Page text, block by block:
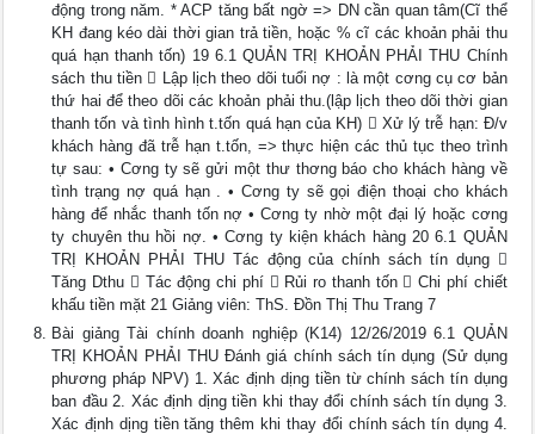
động trong năm. * ACP tăng bất ngờ => DN cần quan tâm(Cĩ thể
KH đang kéo dài thời gian trả tiền, hoặc % cĩ các khoản phải thu
quá hạn thanh tốn) 19 6.1 QUẢN TRỊ KHOẢN PHẢI THU Chính
sách thu tiền  Lập lịch theo dõi tuổi nợ : là một cơng cụ cơ bản
thứ hai để theo dõi các khoản phải thu.(lập lịch theo dõi thời gian
thanh tốn và tình hình t.tốn quá hạn của KH)  Xử lý trễ hạn: Đ/v
khách hàng đã trễ hạn t.tốn, => thực hiện các thủ tục theo trình
tự sau: • Cơng ty sẽ gửi một thư thơng báo cho khách hàng về
tình trạng nợ quá hạn . • Cơng ty sẽ gọi điện thoại cho khách
hàng để nhắc thanh tốn nợ • Cơng ty nhờ một đại lý hoặc cơng
ty chuyên thu hồi nợ. • Cơng ty kiện khách hàng 20 6.1 QUẢN
TRỊ KHOẢN PHẢI THU Tác động của chính sách tín dụng 
Tăng Dthu  Tác động chi phí  Rủi ro thanh tốn  Chi phí chiết
khấu tiền mặt 21 Giảng viên: ThS. Đồn Thị Thu Trang 7
Bài giảng Tài chính doanh nghiệp (K14) 12/26/2019 6.1 QUẢN
TRỊ KHOẢN PHẢI THU Đánh giá chính sách tín dụng (Sử dụng
phương pháp NPV) 1. Xác định dịng tiền từ chính sách tín dụng
ban đầu 2. Xác định dịng tiền khi thay đổi chính sách tín dụng 3.
Xác định dịng tiền tăng thêm khi thay đổi chính sách tín dụng 4.